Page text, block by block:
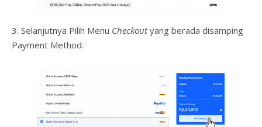
3. Selanjutnya Pilih Menu Checkoutyang berada disamping
Payment Method.